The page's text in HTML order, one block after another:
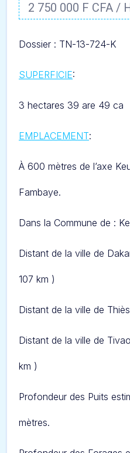
2 750 000 F CFA /
Dossier : TN-13-724-K
SUPERFICIE:
3 hectares 39 are 49 ca
EMPLACEMENT:
À 600 mètres de l’axe
Fambaye.
Dans la Commune de :
Distant de la ville de
107 km )
Distant de la ville de
Distant de la ville de
km )
Profondeur des Puits
mètres.